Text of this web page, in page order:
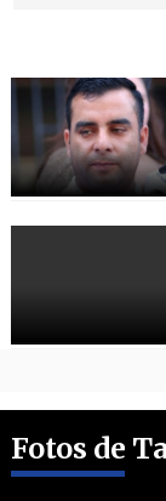
Fotos de